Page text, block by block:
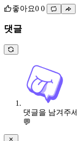
좋아요0 0
댓글
댓글을 남겨주
💬